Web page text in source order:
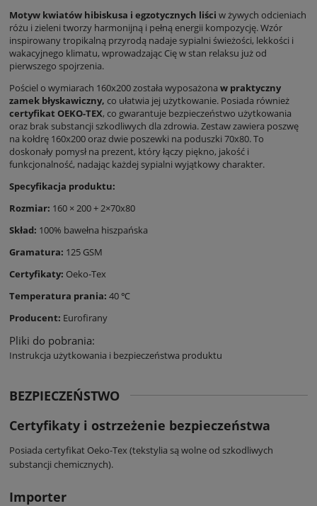
Motyw kwiatów hibiskusa i egzotycznych liści w żywych odcieniach
różu i zieleni tworzy harmonijną i pełną energii kompozycję. Wzór
inspirowany tropikalną przyrodą nadaje sypialni świeżości, lekkości i
wakacyjnego klimatu, wprowadzając Cię w stan relaksu już od
pierwszego spojrzenia.
Pościel o wymiarach 160x200 została wyposażona w praktyczny
zamek błyskawiczny, co ułatwia jej użytkowanie. Posiada również
certyfikat OEKO-TEX, co gwarantuje bezpieczeństwo użytkowania
oraz brak substancji szkodliwych dla zdrowia. Zestaw zawiera poszwę
na kołdrę 160x200 oraz dwie poszewki na poduszki 70x80. To
doskonały pomysł na prezent, który łączy piękno, jakość i
funkcjonalność, nadając każdej sypialni wyjątkowy charakter.
Specyfikacja produktu:
Rozmiar: 160 × 200 + 2×70x80
Skład: 100% bawełna hiszpańska
Gramatura: 125 GSM
Certyfikaty: Oeko-Tex
Temperatura prania: 40 ℃
Producent: Eurofirany
Pliki do pobrania:
Instrukcja użytkowania i bezpieczeństwa produktu
BEZPIECZEŃSTWO
Certyfikaty i ostrzeżenie bezpieczeństwa
Posiada certyfikat Oeko-Tex (tekstylia są wolne od szkodliwych
substancji chemicznych).
Importer